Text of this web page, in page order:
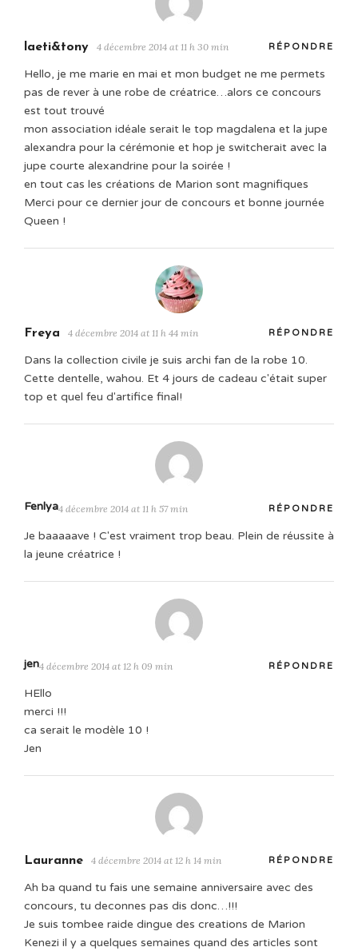
laeti&tony 4 décembre 2014 at 11 h 30 min RÉPONDRE
Hello, je me marie en mai et mon budget ne me permets
pas de rever à une robe de créatrice…alors ce concours
est tout trouvé
mon association idéale serait le top magdalena et la jupe
alexandra pour la cérémonie et hop je switcherait avec la
jupe courte alexandrine pour la soirée !
en tout cas les créations de Marion sont magnifiques
Merci pour ce dernier jour de concours et bonne journée
Queen !
Freya 4 décembre 2014 at 11 h 44 min RÉPONDRE
Dans la collection civile je suis archi fan de la robe 10.
Cette dentelle, wahou. Et 4 jours de cadeau c'était super
top et quel feu d'artifice final!
Fenlya4 décembre 2014 at 11 h 57 min RÉPONDRE
Je baaaaave ! C'est vraiment trop beau. Plein de réussite à
la jeune créatrice !
jen4 décembre 2014 at 12 h 09 min RÉPONDRE
HEllo
merci !!!
ca serait le modèle 10 !
Jen
Lauranne 4 décembre 2014 at 12 h 14 min RÉPONDRE
Ah ba quand tu fais une semaine anniversaire avec des
concours, tu deconnes pas dis donc…!!!
Je suis tombee raide dingue des creations de Marion
Kenezi il y a quelques semaines quand des articles sont